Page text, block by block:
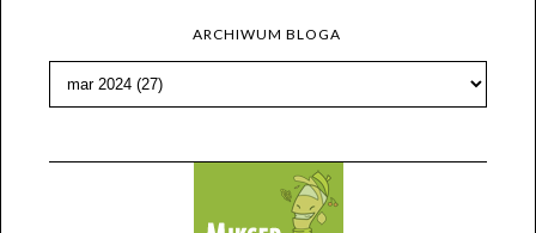
ARCHIWUM BLOGA